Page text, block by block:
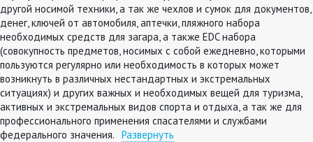
другой носимой техники, а так же чехлов и сумок для документов,
денег, ключей от автомобиля, аптечки, пляжного набора
необходимых средств для загара, а также EDC набора
(совокупность предметов, носимых с собой ежедневно, которыми
пользуются регулярно или необходимость в которых может
возникнуть в различных нестандартных и экстремальных
ситуациях) и других важных и необходимых вещей для туризма,
активных и экстремальных видов спорта и отдыха, а так же для
профессионального применения спасателями и службами
федерального значения. Развернуть